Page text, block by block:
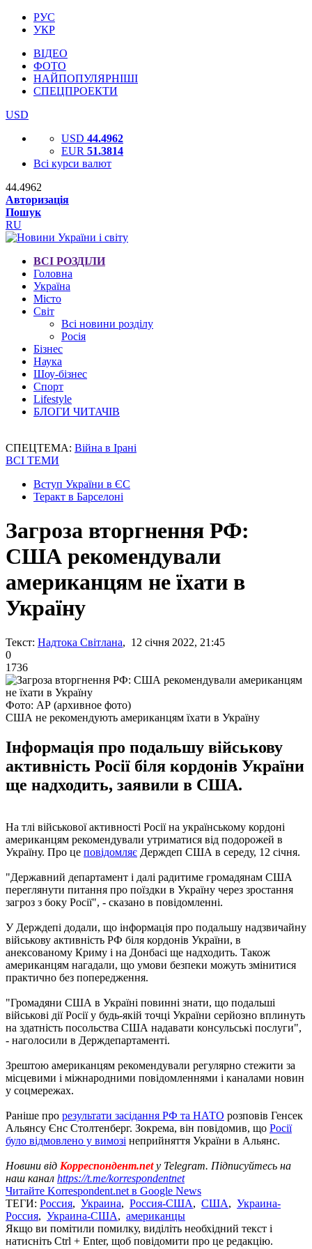
РУС
УКР
ВІДЕО
ФОТО
НАЙПОПУЛЯРНІШІ
СПЕЦПРОЕКТИ
USD
USD 44.4962
EUR 51.3814
Всі курси валют
44.4962
Авторизація
Пошук
RU
ВСІ РОЗДІЛИ
Головна
Україна
Місто
Світ
Всі новини розділу
Росія
Бізнес
Наука
Шоу-бізнес
Спорт
Lifestyle
БЛОГИ ЧИТАЧІВ
СПЕЦТЕМА: Війна в Ірані
ВСІ ТЕМИ
Вступ України в ЄС
Теракт в Барселоні
Загроза вторгнення РФ:
США рекомендували
американцям не їхати в
Україну
Текст: Надтока Світлана, 12 січня 2022, 21:45
0
1736
Фото: АР (архивное фото)
США не рекомендують американцям їхати в Україну
Інформація про подальшу військову
активність Росії біля кордонів України
ще надходить, заявили в США.
На тлі військової активності Росії на українському кордоні
американцям рекомендували утриматися від подорожей в
Україну. Про це повідомляє Держдеп США в середу, 12 січня.
"Державний департамент і далі радитиме громадянам США
переглянути питання про поїздки в Україну через зростання
загроз з боку Росії", - сказано в повідомленні.
У Держдепі додали, що інформація про подальшу надзвичайну
військову активність РФ біля кордонів України, в
анексованому Криму і на Донбасі ще надходить. Також
американцям нагадали, що умови безпеки можуть змінитися
практично без попередження.
"Громадяни США в Україні повинні знати, що подальші
військові дії Росії у будь-якій точці України серйозно вплинуть
на здатність посольства США надавати консульські послуги",
- наголосили в Держдепартаменті.
Зрештою американцям рекомендували регулярно стежити за
місцевими і міжнародними повідомленнями і каналами новин
у соцмережах.
Раніше про результати засідання РФ та НАТО розповів Генсек
Альянсу Єнс Столтенберг. Зокрема, він повідомив, що Росії
було відмовлено у вимозі неприйняття України в Альянс.
Новини від Корреспондент.netу Telegram. Підписуйтесь на
наш канал https://t.me/korrespondentnet
Читайте Korrespondent.net в Google News
ТЕГИ: Россия, Украина, Россия-США, США, Украина-
Россия, Украина-США, американцы
Якщо ви помітили помилку, виділіть необхідний текст і
натисніть Ctrl + Enter, щоб повідомити про це редакцію.